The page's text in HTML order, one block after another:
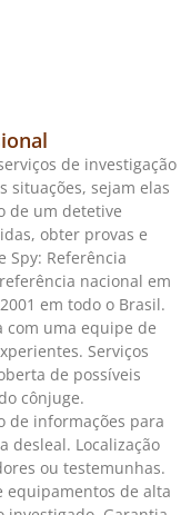
de investigação
situações, sejam elas
de um detetive
obter provas e
Spy: Referência
nacional em
em todo o Brasil.
com uma equipe de
Serviços
de possíveis
cônjuge.
de informações para
desleal. Localização
ou testemunhas.
equipamentos de alta